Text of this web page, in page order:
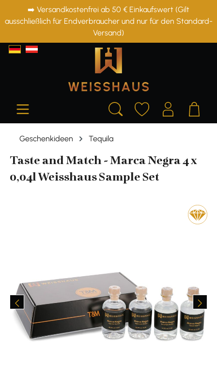
springen
➡️ Versandkostenfrei ab 50 € Einkaufswert (Gilt
ausschließlich für Endverbraucher und nur für den Standard-
Versand)
Geschenkideen Tequila
Taste and Match - Marca Negra 4 x
0,04l Weisshaus Sample Set